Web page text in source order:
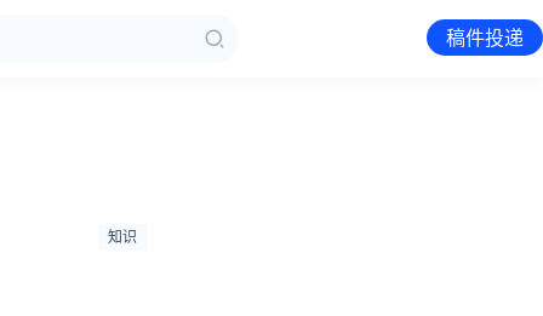
稿件投递
知识